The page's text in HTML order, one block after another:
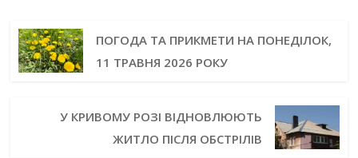
ПОГОДА ТА ПРИКМЕТИ НА ПОНЕДІЛОК,
11 ТРАВНЯ 2026 РОКУ
У КРИВОМУ РОЗІ ВІДНОВЛЮЮТЬ
ЖИТЛО ПІСЛЯ ОБСТРІЛІВ